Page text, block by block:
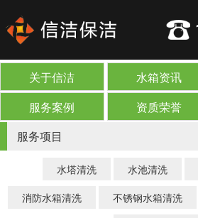
关于信洁 水箱资讯
服务案例
资质荣誉
服务项目
水塔清洗 水池清洗
消防水箱清洗
不锈钢水箱清洗